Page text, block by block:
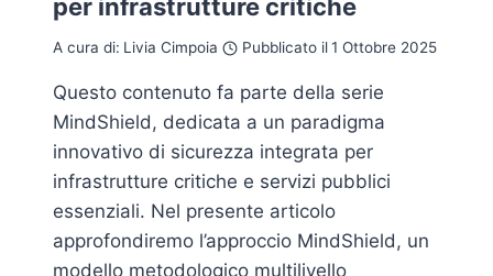
per infrastrutture critiche
A cura di: Livia Cimpoia Pubblicato il1 Ottobre 2025
Questo contenuto fa parte della serie
MindShield, dedicata a un paradigma
innovativo di sicurezza integrata per
infrastrutture critiche e servizi pubblici
essenziali. Nel presente articolo
approfondiremo l’approccio MindShield, un
modello metodologico multilivello